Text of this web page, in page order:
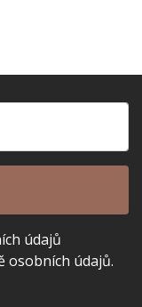
údajů
osobních údajů.